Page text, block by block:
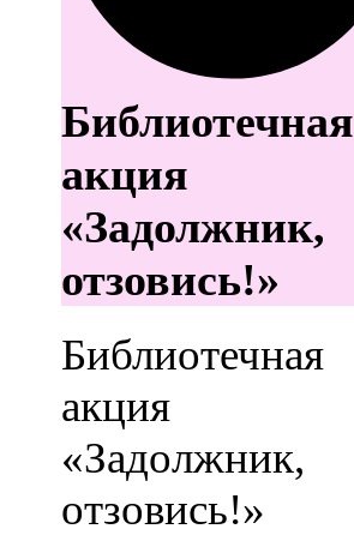
Библиотечная
акция
«Задолжник,
отзовись!»
Библиотечная
акция
«Задолжник,
отзовись!»